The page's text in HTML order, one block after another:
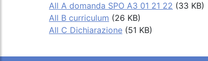
All A domanda SPO A3 01 21 22 (33 KB)
All B curriculum (26 KB)
All C Dichiarazione (51 KB)